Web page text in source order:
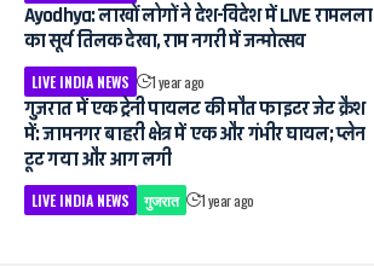
Ayodhya: लाखों लोगों ने देश-विदेश में LIVE रामलला
का सूर्य तिलक देखा, राम नगरी में जन्मोत्सव
LIVE INDIA NEWS
1 year ago
गुजरात में एक ट्रेनी पायलट की मौत फाइटर जेट क्रैश
में: जामनगर बाहरी क्षेत्र में एक और गंभीर घायल; प्लेन
टूट गया और आग लगी
LIVE INDIA NEWS गुजरात 1 year ago